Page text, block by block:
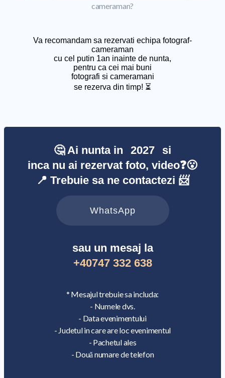
cameraman?
Va recomandam sa rezervati echipa fotograf-
cameraman
cu cel putin 1an inainte de nunta,
pentru ca cei mai buni
fotografi si cameramani
se rezerva din timp! ⏳
🤔 Ai nunta in 2027
si
inca nu ai rezervat foto, video❓😮
📍 Trebuie sa ne contactezi 📨
WhatsApp
sau un mesaj la
+40747 332 638
* Mesajul trebuie sa includa:
- Numele dvs.
- Data evenimentului
- Judetul in care are loc evenimentul
- Pachetul ales
- Două numare de telefon